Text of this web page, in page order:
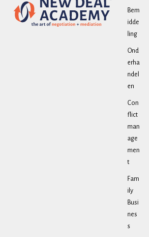
Bem
idde
ling
Ond
erha
ndel
en
Con
flict
man
age
men
t
Fam
ily
Busi
nes
s